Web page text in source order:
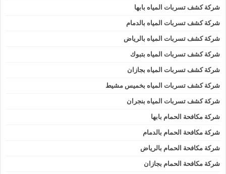
شركة كشف تسربات المياه بابها
شركة كشف تسربات المياه بالدمام
شركة كشف تسربات المياه بالرياض
شركة كشف تسربات المياه بتبوك
شركة كشف تسربات المياه بجازان
شركة كشف تسربات المياه بخميس مشيط
شركة كشف تسربات المياه بنجران
شركة مكافحة الحمام بابها
شركة مكافحة الحمام بالدمام
شركة مكافحة الحمام بالرياض
شركة مكافحة الحمام بجازان